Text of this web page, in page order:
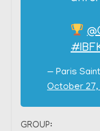
— Paris
October 27,
GROUP: